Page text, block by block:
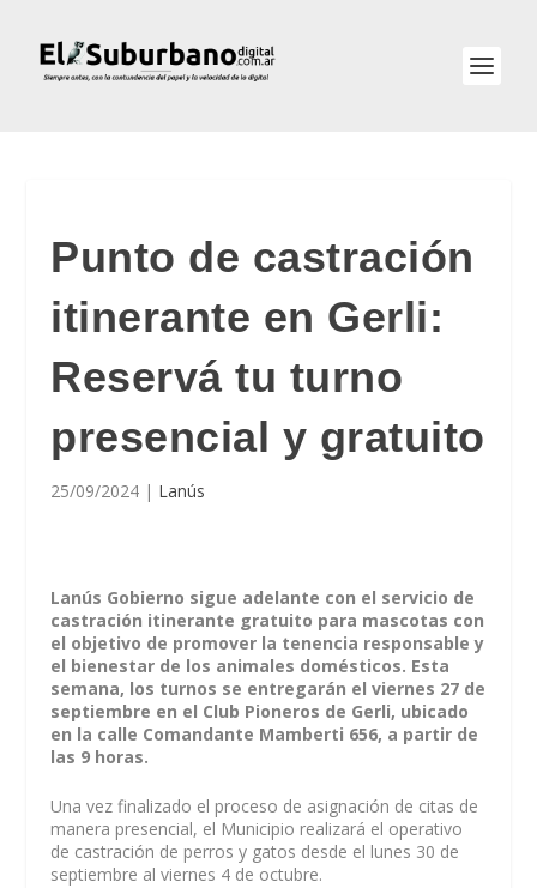
Punto de castración
itinerante en Gerli:
Reservá tu turno
presencial y gratuito
25/09/2024 | Lanús
Lanús Gobierno sigue adelante con el servicio de
castración itinerante gratuito para mascotas con
el objetivo de promover la tenencia responsable y
el bienestar de los animales domésticos. Esta
semana, los turnos se entregarán el viernes 27 de
septiembre en el Club Pioneros de Gerli, ubicado
en la calle Comandante Mamberti 656, a partir de
las 9 horas.
Una vez finalizado el proceso de asignación de citas de
manera presencial, el Municipio realizará el operativo
de castración de perros y gatos desde el lunes 30 de
septiembre al viernes 4 de octubre.